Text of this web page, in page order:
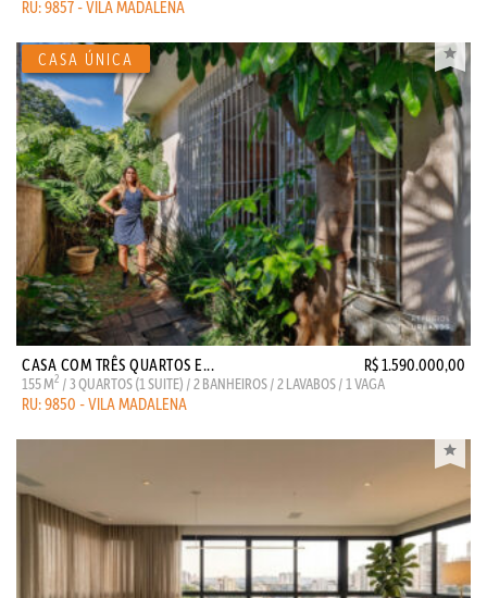
RU: 9857 - VILA MADALENA
CASA COM TRÊS QUARTOS E... R$ 1.590.000,00
155 M2 / 3 QUARTOS (1 SUITE) / 2 BANHEIROS / 2 LAVABOS / 1 VAGA
RU: 9850 - VILA MADALENA